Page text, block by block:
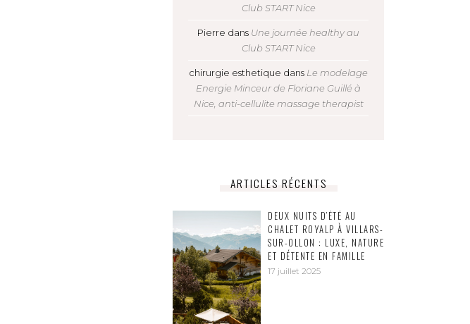
Club START Nice
Pierre dans Une journée healthy au
Club START Nice
chirurgie esthetique dans Le modelage
Energie Minceur de Floriane Guillé à
Nice, anti-cellulite massage therapist
ARTICLES RÉCENTS
DEUX NUITS D’ÉTÉ AU
CHALET ROYALP À VILLARS-
SUR-OLLON : LUXE, NATURE
ET DÉTENTE EN FAMILLE
17 juillet 2025